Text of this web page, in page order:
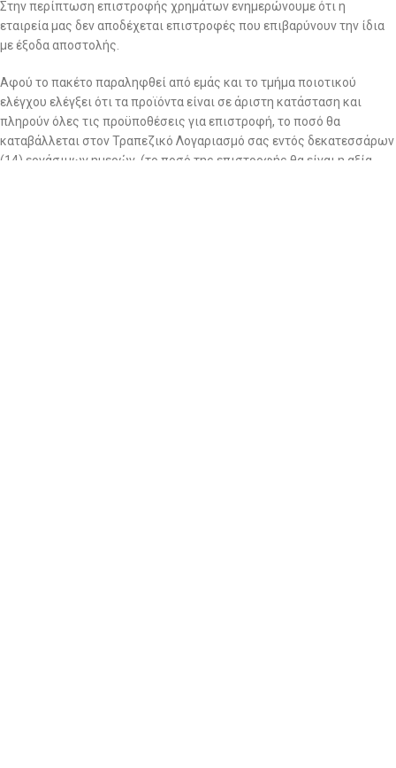
Στην περίπτωση επιστροφής χρημάτων ενημερώνουμε ότι η
εταιρεία μας δεν αποδέχεται επιστροφές που επιβαρύνουν την ίδια
με έξοδα αποστολής.
Αφού το πακέτο παραληφθεί από εμάς και το τμήμα ποιοτικού
ελέγχου ελέγξει ότι τα προϊόντα είναι σε άριστη κατάσταση και
πληρούν όλες τις προϋποθέσεις για επιστροφή, το ποσό θα
καταβάλλεται στον Τραπεζικό Λογαριασμό σας εντός δεκατεσσάρων
(14) εργάσιμων ημερών. (το ποσό της επιστροφής θα είναι η αξία